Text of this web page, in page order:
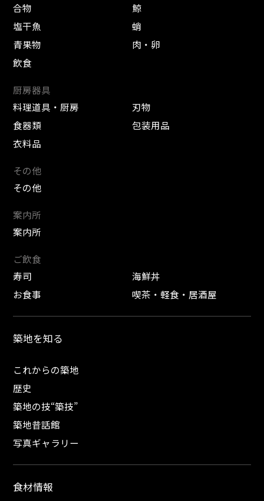
合物
鯨
塩干魚
蛸
青果物
肉・卵
飲食
厨房器具
料理道具・厨房
刃物
食器類
包装用品
衣料品
その他
その他
案内所
案内所
ご飲食
寿司
海鮮丼
お食事
喫茶・軽食・居酒屋
築地を知る
これからの築地
歴史
築地の技“築技”
築地昔話館
写真ギャラリー
食材情報